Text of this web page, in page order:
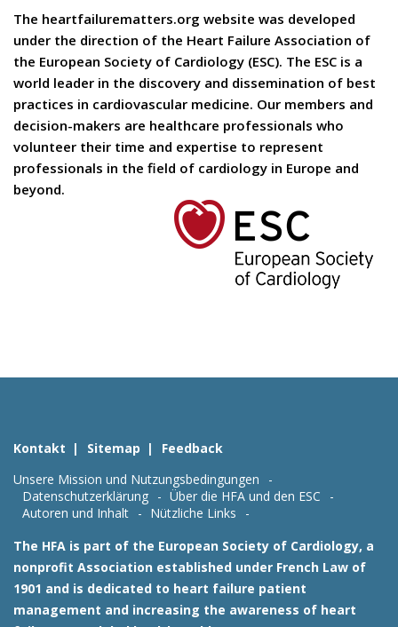
The heartfailurematters.org website was developed
under the direction of the Heart Failure Association of
the European Society of Cardiology (ESC). The ESC is a
world leader in the discovery and dissemination of best
practices in cardiovascular medicine. Our members and
decision-makers are healthcare professionals who
volunteer their time and expertise to represent
professionals in the field of cardiology in Europe and
beyond.
Kontakt Sitemap
Feedback
Unsere Mission und Nutzungsbedingungen
Datenschutzerklärung
Über die HFA und den ESC
Autoren und Inhalt
Nützliche Links
The HFA is part of the European Society of Cardiology, a
nonprofit Association established under French Law of
1901 and is dedicated to heart failure patient
management and increasing the awareness of heart